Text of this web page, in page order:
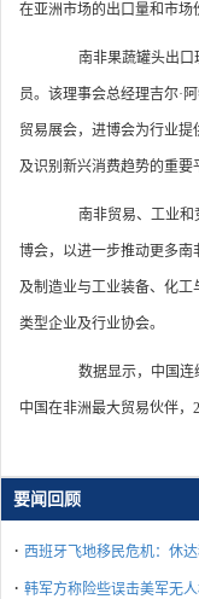
在亚洲市场的出口量和市场
南非果蔬罐头出口
员。该理事会总经理吉尔·
贸易展会，进博会为行业
及识别新兴消费趋势的重要
南非贸易、工业和
博会，以进一步推动更多
及制造业与工业装备、化
类型企业及行业协会。
数据显示，中国连续
中国在非洲最大贸易伙伴，
要闻回顾
· 西班牙飞地移民危机：休
· 韩军方称险些误击美军无